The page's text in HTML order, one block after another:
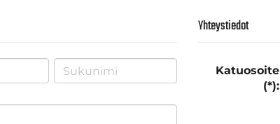
Yhteystiedot
Katuosoite
(*):